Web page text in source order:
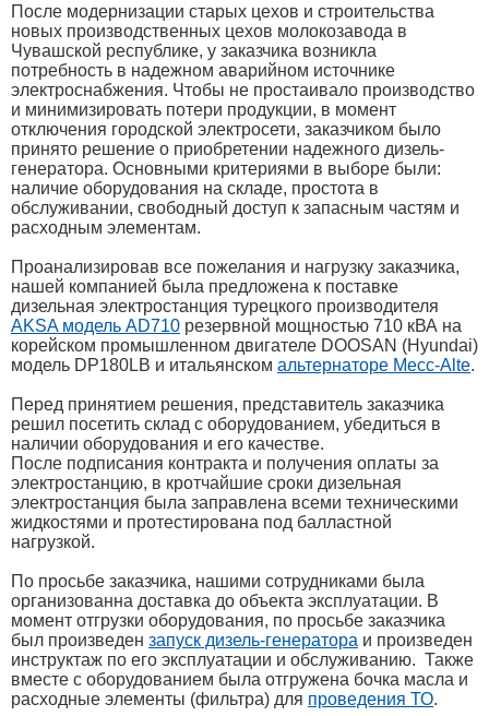
После модернизации старых цехов и строительства
новых производственных цехов молокозавода в
Чувашской республике, у заказчика возникла
потребность в надежном аварийном источнике
электроснабжения. Чтобы не простаивало производство
и минимизировать потери продукции, в момент
отключения городской электросети, заказчиком было
принято решение о приобретении надежного дизель-
генератора. Основными критериями в выборе были:
наличие оборудования на складе, простота в
обслуживании, свободный доступ к запасным частям и
расходным элементам.
Проанализировав все пожелания и нагрузку заказчика,
нашей компанией была предложена к поставке
дизельная электростанция турецкого производителя
AKSA модель AD710 резервной мощностью 710 кВА на
корейском промышленном двигателе DOOSAN (Hyundai)
модель DP180LB и итальянском альтернаторе Mecc-Alte.
Перед принятием решения, представитель заказчика
решил посетить склад с оборудованием, убедиться в
наличии оборудования и его качестве.
После подписания контракта и получения оплаты за
электростанцию, в кротчайшие сроки дизельная
электростанция была заправлена всеми техническими
жидкостями и протестирована под балластной
нагрузкой.
По просьбе заказчика, нашими сотрудниками была
организованна доставка до объекта эксплуатации. В
момент отгрузки оборудования, по просьбе заказчика
был произведен запуск дизель-генератора и произведен
инструктаж по его эксплуатации и обслуживанию. Также
вместе с оборудованием была отгружена бочка масла и
расходные элементы (фильтра) для проведения ТО.